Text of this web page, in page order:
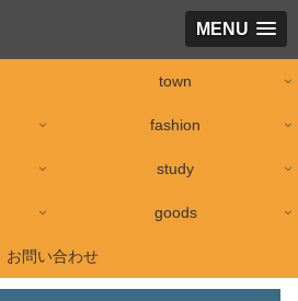
MENU
town
fashion
study
goods
お問い合わせ